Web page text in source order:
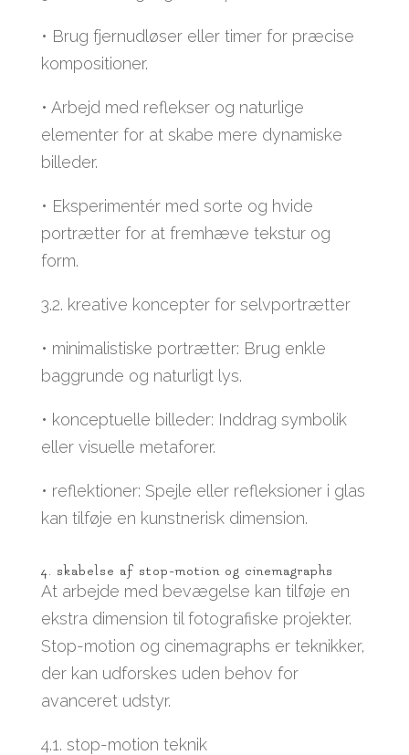
• Brug fjernudløser eller timer for præcise
kompositioner.
• Arbejd med reflekser og naturlige
elementer for at skabe mere dynamiske
billeder.
• Eksperimentér med sorte og hvide
portrætter for at fremhæve tekstur og
form.
3.2. kreative koncepter for selvportrætter
• minimalistiske portrætter: Brug enkle
baggrunde og naturligt lys.
• konceptuelle billeder: Inddrag symbolik
eller visuelle metaforer.
• reflektioner: Spejle eller refleksioner i glas
kan tilføje en kunstnerisk dimension.
4. skabelse af stop-motion og cinemagraphs
At arbejde med bevægelse kan tilføje en
ekstra dimension til fotografiske projekter.
Stop-motion og cinemagraphs er teknikker,
der kan udforskes uden behov for
avanceret udstyr.
4.1. stop-motion teknik